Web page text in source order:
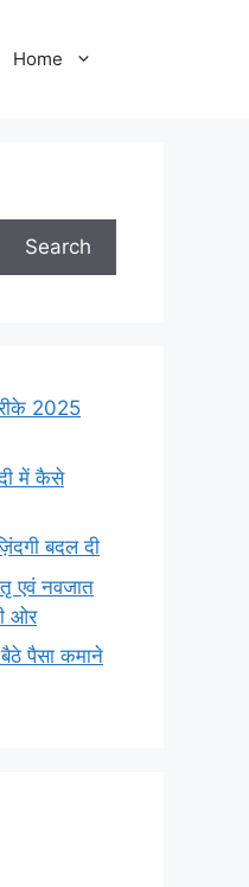
Home
Search
2025
में कैसे
बदल दी
एवं नवजात
ओर
पैसा कमाने